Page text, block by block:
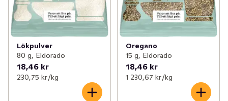
Lökpulver
80 g, Eldorado
18,46 kr
230,75 kr /kg
Oregano
15 g, Eldorado
18,46 kr
1 230,67 kr /kg